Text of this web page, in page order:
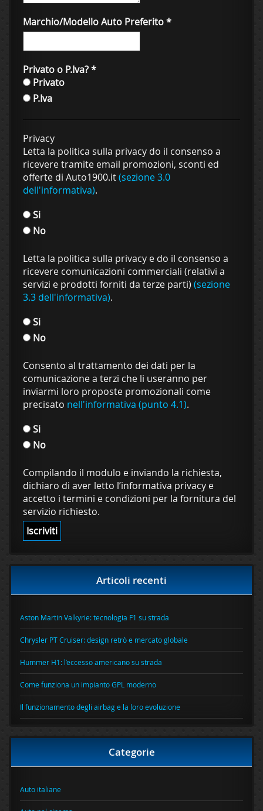
Marchio/Modello Auto Preferito*
Privato o P.Iva?*
Privato
P.Iva
Privacy
Letta la politica sulla privacy do il consenso a
ricevere tramite email promozioni, sconti ed
offerte di Auto1900.it(sezione 3.0
dell'informativa).
Si
No
Letta la politica sulla privacy e do il consenso a
ricevere comunicazioni commerciali (relativi a
servizi e prodotti forniti da terze parti) (sezione
3.3 dell'informativa).
Si
No
Consento al trattamento dei dati per la
comunicazione a terzi che li useranno per
inviarmi loro proposte promozionali come
precisato nell'informativa (punto 4.1).
Si
No
Compilando il modulo e inviando la richiesta,
dichiaro di aver letto l’informativa privacy e
accetto i termini e condizioni per la fornitura del
servizio richiesto.
Articoli recenti
Aston Martin Valkyrie: tecnologia F1 su strada
Chrysler PT Cruiser: design retrò e mercato globale
Hummer H1: l’eccesso americano su strada
Come funziona un impianto GPL moderno
Il funzionamento degli airbag e la loro evoluzione
Categorie
Auto italiane